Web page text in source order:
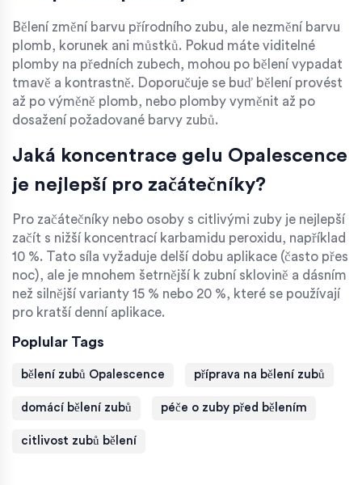
Bělení změní barvu přírodního zubu, ale nezmění barvu
plomb, korunek ani můstků. Pokud máte viditelné
plomby na předních zubech, mohou po bělení vypadat
tmavě a kontrastně. Doporučuje se buď bělení provést
až po výměně plomb, nebo plomby vyměnit až po
dosažení požadované barvy zubů.
Jaká koncentrace gelu Opalescence
je nejlepší pro začátečníky?
Pro začátečníky nebo osoby s citlivými zuby je nejlepší
začít s nižší koncentrací karbamidu peroxidu, například
10 %. Tato síla vyžaduje delší dobu aplikace (často přes
noc), ale je mnohem šetrnější k zubní sklovině a dásním
než silnější varianty 15 % nebo 20 %, které se používají
pro kratší denní aplikace.
Poplular Tags
bělení zubů Opalescence příprava na bělení zubů
domácí bělení zubů péče o zuby před bělením
citlivost zubů bělení